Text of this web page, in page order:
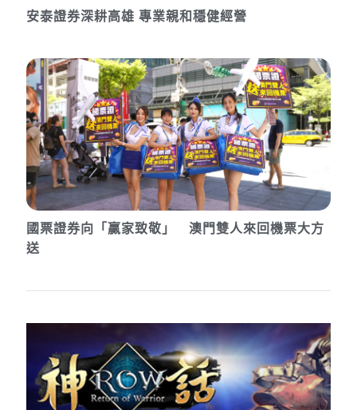
安泰證券深耕高雄 專業親和穩健經營
國票證券向「贏家致敬」 澳門雙人來回機票大方
送